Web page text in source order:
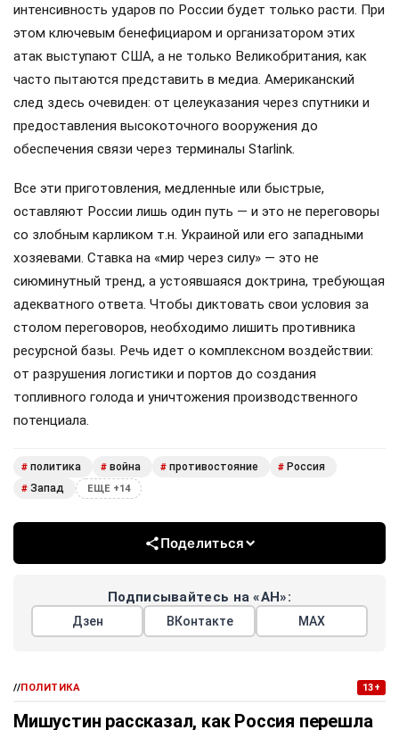
интенсивность ударов по России будет только расти. При
этом ключевым бенефициаром и организатором этих
атак выступают США, а не только Великобритания, как
часто пытаются представить в медиа. Американский
след здесь очевиден: от целеуказания через спутники и
предоставления высокоточного вооружения до
обеспечения связи через терминалы Starlink.
Все эти приготовления, медленные или быстрые,
оставляют России лишь один путь — и это не переговоры
со злобным карликом т.н. Украиной или его западными
хозяевами. Ставка на «мир через силу» — это не
сиюминутный тренд, а устоявшаяся доктрина, требующая
адекватного ответа. Чтобы диктовать свои условия за
столом переговоров, необходимо лишить противника
ресурсной базы. Речь идет о комплексном воздействии:
от разрушения логистики и портов до создания
топливного голода и уничтожения производственного
потенциала.
# политика # война # противостояние # Россия
# Запад ЕЩЕ +14
Поделиться
Подписывайтесь на «АН»:
Дзен ВКонтакте МАХ
//ПОЛИТИКА 13+
Мишустин рассказал, как Россия перешла